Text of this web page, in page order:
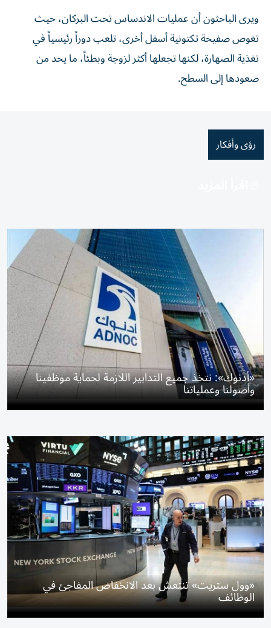
ويرى الباحثون أن عمليات الاندساس تحت البركان، حيث
تغوص صفيحة تكتونية أسفل أخرى، تلعب دوراً رئيسياً في
تغذية الصهارة، لكنها تجعلها أكثر لزوجة وبطئاً، ما يحد من
صعودها إلى السطح.
رؤى وأفكار
«أدنوك»: نتخذ جميع التدابير اللازمة لحماية موظفينا
وأصولنا وعملياتنا
«وول ستريت» تنتعش بعد الانخفاض المفاجئ في
الوظائف